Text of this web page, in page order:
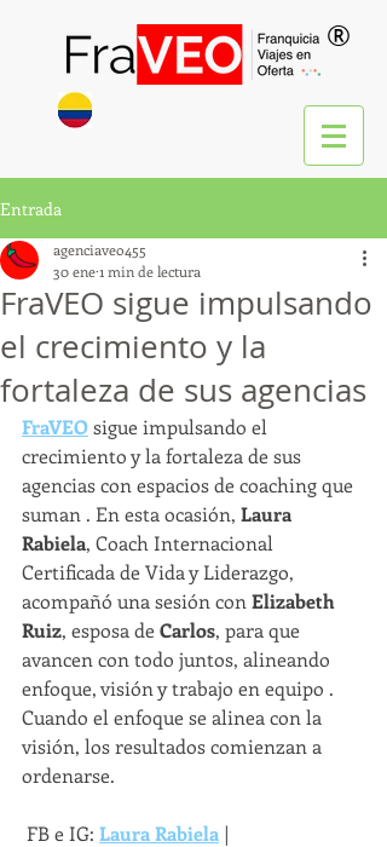
®
Entrada
FraVEO sigue impulsando
el crecimiento y la
fortaleza de sus agencias
agenciaveo455
30 ene1 min de lectura
FraVEO sigue impulsando el
crecimiento y la fortaleza de sus
agencias con espacios de coaching que
suman . En esta ocasión, Laura
Rabiela, Coach Internacional
Certificada de Vida y Liderazgo,
acompañó una sesión con Elizabeth
Ruiz, esposa de Carlos, para que
avancen con todo juntos, alineando
enfoque, visión y trabajo en equipo .
Cuando el enfoque se alinea con la
visión, los resultados comienzan a
ordenarse.
FB e IG: Laura Rabiela |